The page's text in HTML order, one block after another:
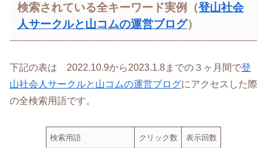
検索されている全キーワード実例（登山社会
人サークルと山コムの運営ブログ）
下記の表は 2022.10.9から2023.1.8までの３ヶ月間で登
山社会人サークルと山コムの運営ブログにアクセスした際
の全検索用語です。
検索用語 クリック数 表示回数